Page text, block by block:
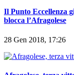
Il Punto Eccellenza
blocca l’Afragolese
28 Gen 2018, 17:26